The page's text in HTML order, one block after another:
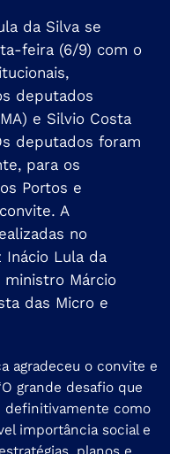
da Silva se
feira (6/9) com o
deputados
e Silvio Costa
deputados foram
para os
Portos e
A
no
Lula da
ministro Márcio
das Micro e
agradeceu o convite e
grande desafio que
definitivamente como
importância social e